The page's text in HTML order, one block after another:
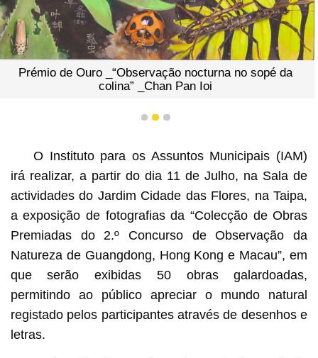
Prémio de Ouro _“Observação nocturna no sopé da
colina” _Chan Pan Ioi
1 2 3
O Instituto para os Assuntos Municipais (IAM)
irá realizar, a partir do dia 11 de Julho, na Sala de
actividades do Jardim Cidade das Flores, na Taipa,
a exposição de fotografias da “Colecção de Obras
Premiadas do 2.º Concurso de Observação da
Natureza de Guangdong, Hong Kong e Macau”, em
que serão exibidas 50 obras galardoadas,
permitindo ao público apreciar o mundo natural
registado pelos participantes através de desenhos e
letras.